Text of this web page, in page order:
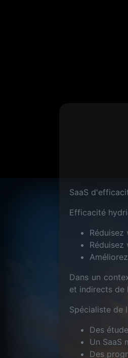
SaaS
Efficacité
Dans un
et indirects de
Spécialiste de
Des
Un SaaS
Des